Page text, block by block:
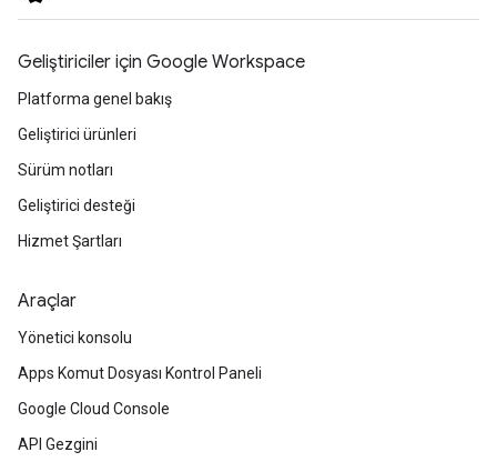
Geliştiriciler için Google Workspace
Platforma genel bakış
Geliştirici ürünleri
Sürüm notları
Geliştirici desteği
Hizmet Şartları
Araçlar
Yönetici konsolu
Apps Komut Dosyası Kontrol Paneli
Google Cloud Console
API Gezgini